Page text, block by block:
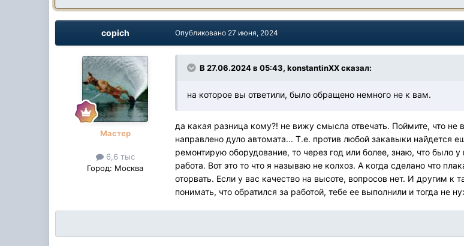
copich
Мастер
6,6 тыс
Город: Москва
Опубликовано 27 июня, 2024
В 27.06.2024 в 05:43,konstantinXXсказал:
на которое вы ответили, было обращено немного не к вам.
да какая разница кому?! не вижу смысла отвечать. Поймите, что
направлено дуло автомата... Т.е. против любой закавыки
ремонтирую оборудование, то через год или более, знаю, что было
работа. Вот это то что я называю не колхоз. А когда сделано что
оторвать. Если у вас качество на высоте, вопросов нет. И другим к
понимать, что обратился за работой, тебе ее выполнили и тогда не